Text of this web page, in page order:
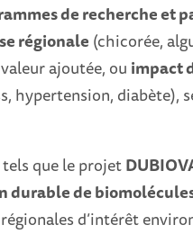
de recherche et
régionale (chicorée,
ajoutée, ou impact
hypertension, diabète),
que le projet
durable de
d’intérêt